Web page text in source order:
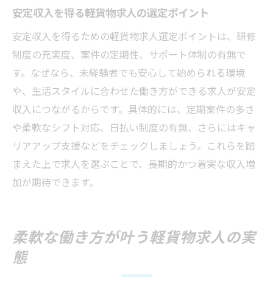
安定収入を得る軽貨物求人の選定ポイント
安定収入を得るための軽貨物求人選定ポイントは、研修
制度の充実度、案件の定期性、サポート体制の有無で
す。なぜなら、未経験者でも安心して始められる環境
や、生活スタイルに合わせた働き方ができる求人が安定
収入につながるからです。具体的には、定期案件の多さ
や柔軟なシフト対応、日払い制度の有無、さらにはキャ
リアアップ支援などをチェックしましょう。これらを踏
まえた上で求人を選ぶことで、長期的かつ着実な収入増
加が期待できます。
柔軟な働き方が叶う軽貨物求人の実
態